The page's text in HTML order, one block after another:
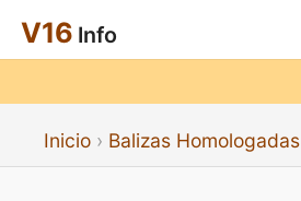
V16 Info
Inicio Balizas Homologadas